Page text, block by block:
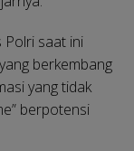
saat ini
berkembang
yang tidak
berpotensi